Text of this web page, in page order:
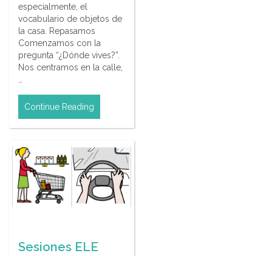
especialmente, el
vocabulario de objetos de
la casa. Repasamos
Comenzamos con la
pregunta “¿Dónde vives?”.
Nos centramos en la calle,
Continue Reading
Sesiones ELE